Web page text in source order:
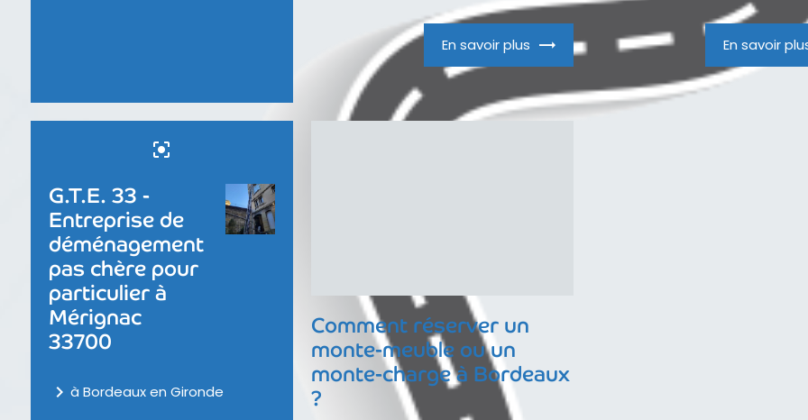
En savoir plus En savoir
center_focus_strong
G.T.E. 33 -
Entreprise de
déménagement
pas chère pour
particulier à
Mérignac
33700
navigate_next à Bordeaux en Gironde
Comment réserver un
monte-meuble ou un
monte-charge à Bordeaux
?